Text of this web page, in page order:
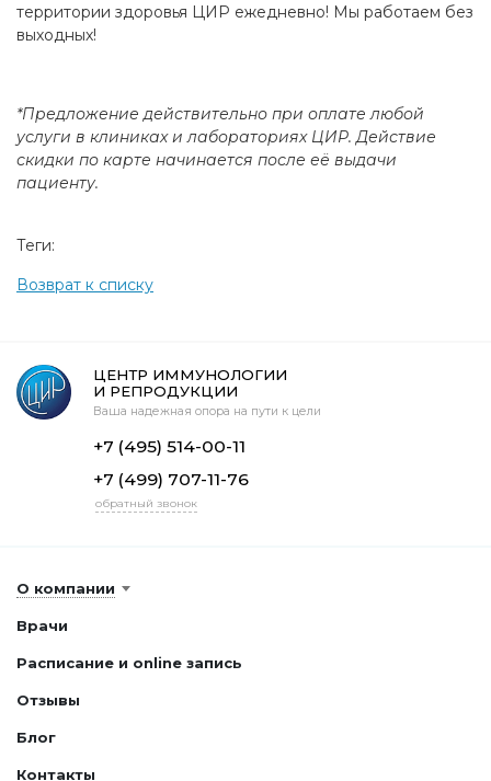
территории здоровья ЦИР ежедневно! Мы работаем без
выходных!
*Предложение действительно при оплате любой
услуги в клиниках и лабораториях ЦИР. Действие
скидки по карте начинается после её выдачи
пациенту.
Теги:
Возврат к списку
ЦЕНТР ИММУНОЛОГИИ
И РЕПРОДУКЦИИ
Ваша надежная опора на пути к цели
+7 (495) 514-00-11
+7 (499) 707-11-76
обратный звонок
О компании
Врачи
Расписание и online запись
Отзывы
Блог
Контакты